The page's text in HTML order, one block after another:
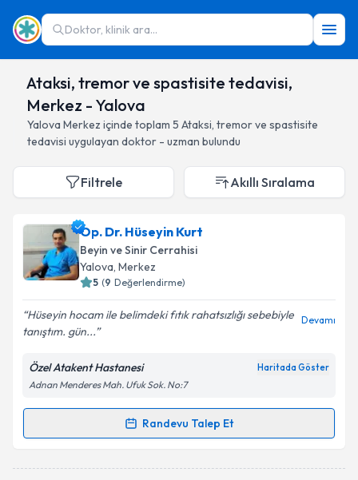
Doktor, klinik ara...
Ataksi, tremor ve spastisite tedavisi,
Merkez - Yalova
Yalova Merkez içinde toplam 5 Ataksi, tremor ve spastisite
tedavisi uygulayan doktor - uzman bulundu
Filtrele Akıllı Sıralama
Op. Dr. Hüseyin Kurt
Beyin ve Sinir Cerrahisi
Yalova, Merkez
5 (9 Değerlendirme)
Hüseyin hocam ile belimdeki fıtık rahatsızlığı sebebiyle
tanıştım. gün...
Devamı
Özel Atakent Hastanesi Haritada Göster
Adnan Menderes Mah. Ufuk Sok. No:7
Randevu Talep Et
Randevu Takvimi Talebi